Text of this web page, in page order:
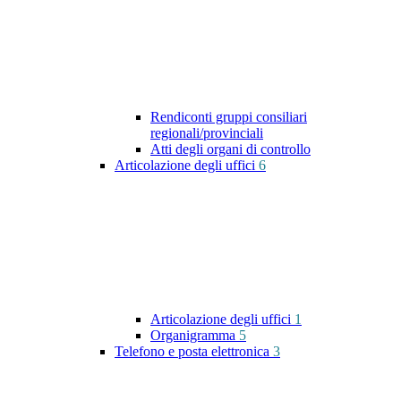
Rendiconti gruppi consiliari
regionali/provinciali
Atti degli organi di controllo
Articolazione degli uffici 6
Articolazione degli uffici 1
Organigramma 5
Telefono e posta elettronica 3